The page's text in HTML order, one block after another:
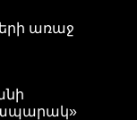
առաջ